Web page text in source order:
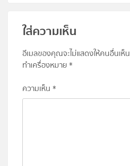
ใส่ความเห็น
อีเมลของคุณจะไม่แสดงให้คนอื่นเห็น
ทำเครื่องหมาย *
ความเห็น *